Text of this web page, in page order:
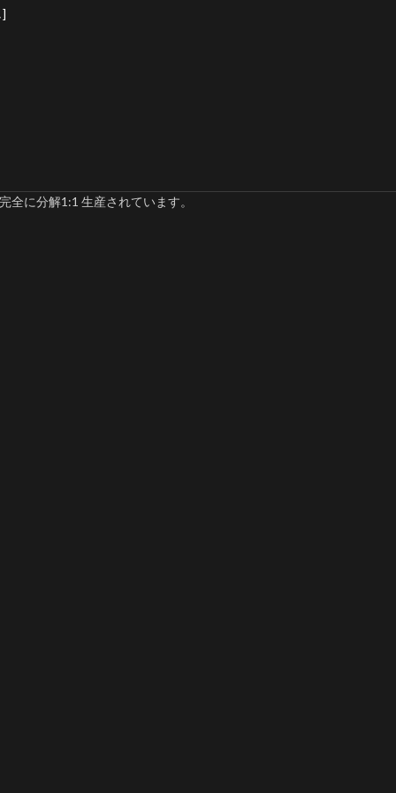
に分解1:1 生産されています。